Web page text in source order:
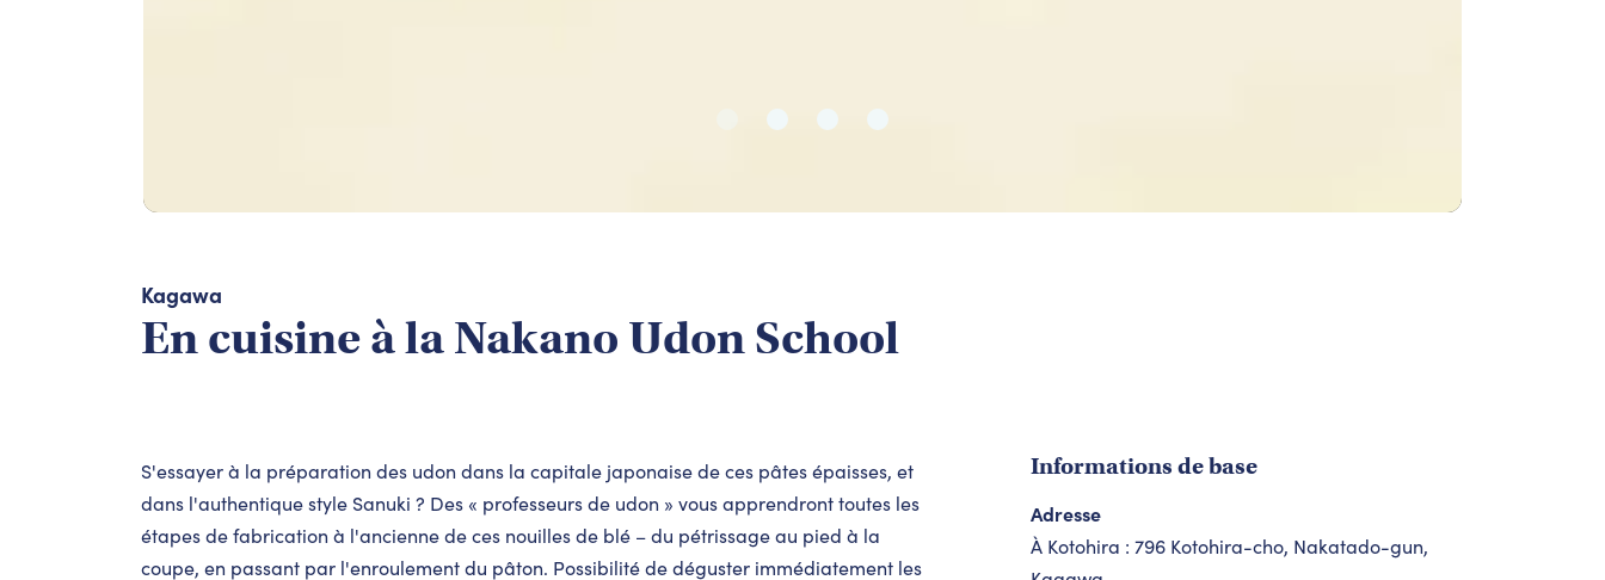
Kagawa
En cuisine à la Nakano Udon School
S'essayer à la préparation des udon dans la capitale japonaise de ces pâtes épaisses, et
dans l'authentique style Sanuki ? Des « professeurs de udon » vous apprendront toutes les
étapes de fabrication à l'ancienne de ces nouilles de blé – du pétrissage au pied à la
coupe, en passant par l'enroulement du pâton. Possibilité de déguster immédiatement les
Informations de base
Adresse
À Kotohira : 796 Kotohira-cho, Nakatado-gun,